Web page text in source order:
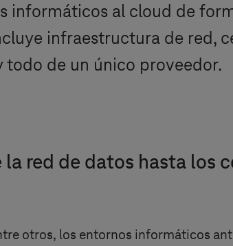
informáticos al cloud de
infraestructura de red,
todo de un único proveedor.
red de datos hasta los
otros, los entornos informáticos